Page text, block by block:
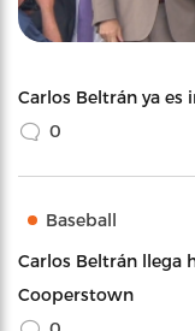
Carlos Beltrán ya
0
Baseball
Carlos Beltrán llega
Cooperstown